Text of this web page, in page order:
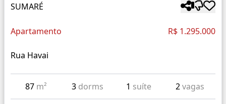
SUMARÉ
Apartamento R$ 1.295.000
Rua Havai
87 m² 3 dorms 1 suíte 2vagas